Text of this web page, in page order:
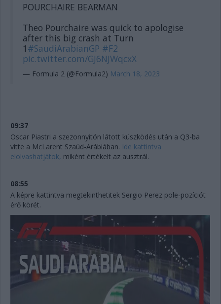
POURCHAIRE BEARMAN
Theo Pourchaire was quick to apologise
after this big crash at Turn
1 #SaudiArabianGP #F2
pic.twitter.com/GJ6NJWqcxX
— Formula 2 (@Formula2) March 18, 2023
09:37
Oscar Piastri a szezonnyitón látott küszködés után a Q3-ba
vitte a McLarent Szaúd-Arábiában. Ide kattintva
elolvashatjátok, miként értékelt az ausztrál.
08:55
A képre kattintva megtekinthetitek Sergio Perez pole-pozíciót
érő körét.